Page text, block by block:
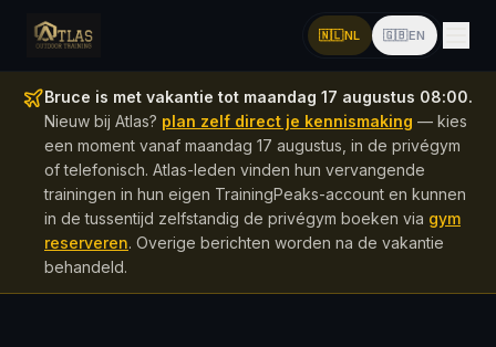
🇳🇱NL 🇬🇧 EN
Bruce is met vakantie tot maandag 17 augustus 08:00.
Nieuw bij Atlas? plan zelf direct je kennismaking — kies
een moment vanaf maandag 17 augustus, in de privégym
of telefonisch. Atlas-leden vinden hun vervangende
trainingen in hun eigen TrainingPeaks-account en kunnen
in de tussentijd zelfstandig de privégym boeken via gym
reserveren. Overige berichten worden na de vakantie
behandeld.